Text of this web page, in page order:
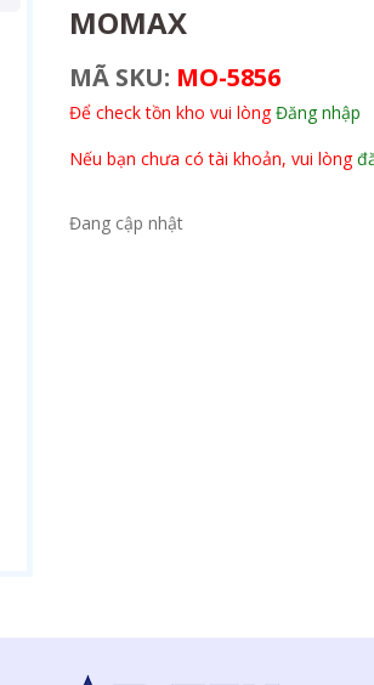
MOMAX
MÃ SKU: MO-5856
Để check tồn kho vui lòngĐăng nhập
Nếu bạn chưa có tài khoản, vui lòng
Đang cập nhật